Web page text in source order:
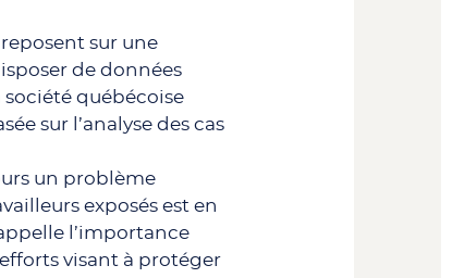
reposent sur une
de données
société québécoise
sur l’analyse des cas
un problème
exposés est en
l’importance
visant à protéger